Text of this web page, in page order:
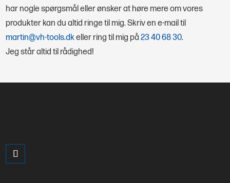
har nogle spørgsmål eller ønsker at høre mere om vores
produkter kan du altid ringe til mig.Skriv en e-mail til
martin@vh-tools.dkeller ring til mig på23 40 68 30.
Jeg står altid til rådighed!